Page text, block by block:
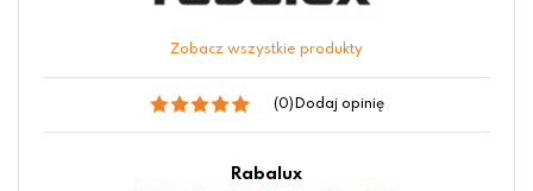
Zobacz wszystkie produkty
(0) Dodaj opinię
Rabalux